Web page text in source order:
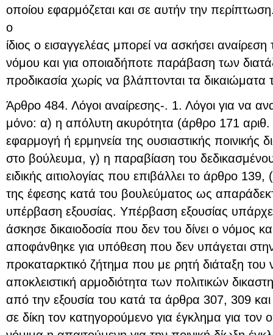
οποίου εφαρμόζεται και σε αυτήν την
ο
ίδιος ο εισαγγελέας μπορεί να ασκήσει
νόμου και για οποιαδήποτε παράβαση των
προδικασία χωρίς να βλάπτονται τα δικαιώματα
Άρθρο 484. Λόγοι αναίρεσης-. 1. Λόγοι για να
μόνο: α) η απόλυτη ακυρότητα (άρθρο 171
εφαρμογή ή ερμηνεία της ουσιαστικής ποινικής
στο βούλευμα, γ) η παραβίαση του
ειδικής αιτιολογίας που επιβάλλει το άρθρο
της έφεσης κατά του βουλεύματος ως
υπέρβαση εξουσίας. Υπέρβαση εξουσίας
άσκησε δικαιοδοσία που δεν του δίνει ο νόμος
αποφάνθηκε για υπόθεση που δεν υπάγεται
προκαταρκτικό ζήτημα που με ρητή διάταξη του
αποκλειστική αρμοδιότητα των πολιτικών
από την εξουσία του κατά τα άρθρα 307, 309
σε δίκη τον κατηγορούμενο για έγκλημα για τον